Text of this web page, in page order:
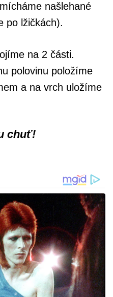
našlehané
po lžičkách).
na 2 části.
polovinu položíme
a na vrch uložíme
chuť!